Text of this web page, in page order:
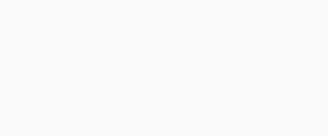
ستاره را بر طرف می کند. اما پیشنهاد می کنم اگر به همراه